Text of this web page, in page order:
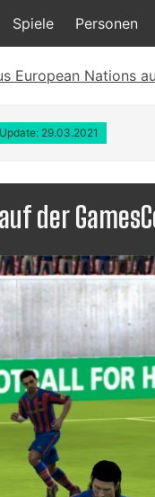
Spiele Personen
European Nations
29.03.2021
der